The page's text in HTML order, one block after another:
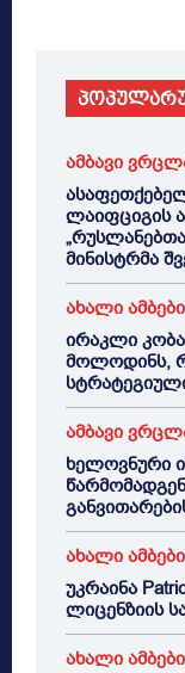
ამბავი
ლაიფციგის
მინისტრმა
ახალი ამბები
ირაკლი
მოლოდინს,
ამბავი
ხელოვნური
ახალი ამბები
უკრაინა
ლიცენზიის
ახალი ამბები